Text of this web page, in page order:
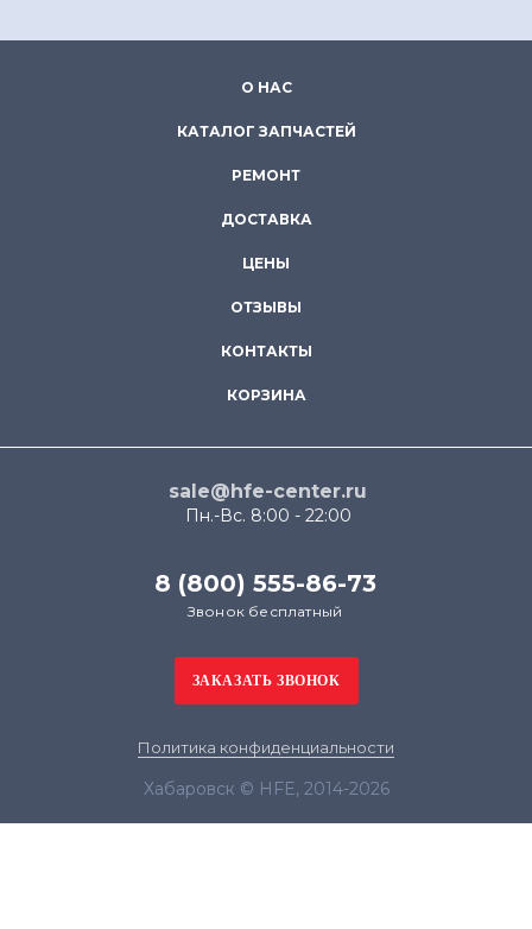
О НАС
КАТАЛОГ ЗАПЧАСТЕЙ
РЕМОНТ
ДОСТАВКА
ЦЕНЫ
ОТЗЫВЫ
КОНТАКТЫ
КОРЗИНА
sale@hfe-center.ru
Пн.-Вс. 8:00 - 22:00
8 (800) 555-86-73
Звонок бесплатный
Политика конфиденциальности
Хабаровск © HFE, 2014-2026